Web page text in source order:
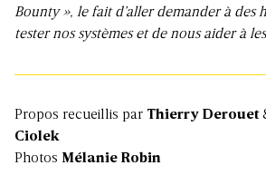
Bounty », le fait d’aller demander à des
tester nos systèmes et de nous aider à
Propos recueillis par Thierry Derouet
Ciolek
Photos Mélanie Robin